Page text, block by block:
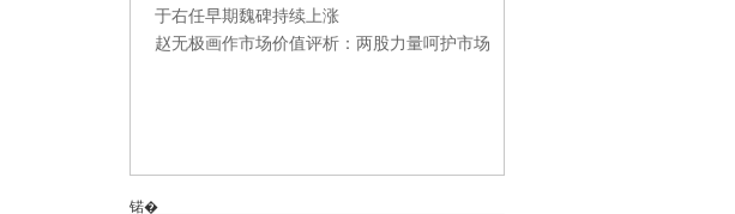
于右任早期魏碑持续上涨
赵无极画作市场价值评析：两股力量呵护市场
锘�